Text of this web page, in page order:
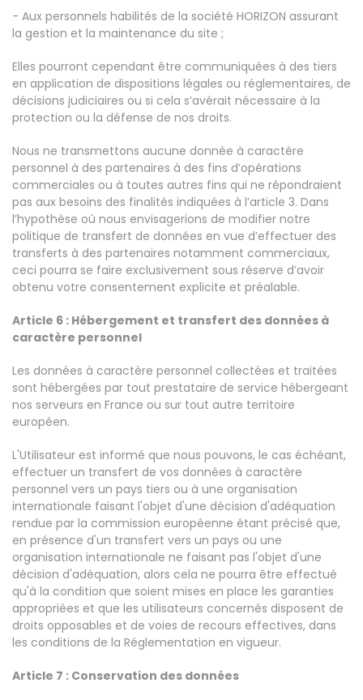
- Aux personnels habilités de la société HORIZON assurant
la gestion et la maintenance du site ;
Elles pourront cependant être communiquées à des tiers
en application de dispositions légales ou réglementaires, de
décisions judiciaires ou si cela s’avérait nécessaire à la
protection ou la défense de nos droits.
Nous ne transmettons aucune donnée à caractère
personnel à des partenaires à des fins d’opérations
commerciales ou à toutes autres fins qui ne répondraient
pas aux besoins des finalités indiquées à l’article 3. Dans
l’hypothèse où nous envisagerions de modifier notre
politique de transfert de données en vue d’effectuer des
transferts à des partenaires notamment commerciaux,
ceci pourra se faire exclusivement sous réserve d’avoir
obtenu votre consentement explicite et préalable.
Article 6 : Hébergement et transfert des données à
caractère personnel
Les données à caractère personnel collectées et traitées
sont hébergées par tout prestataire de service hébergeant
nos serveurs en France ou sur tout autre territoire
européen.
L'Utilisateur est informé que nous pouvons, le cas échéant,
effectuer un transfert de vos données à caractère
personnel vers un pays tiers ou à une organisation
internationale faisant l'objet d'une décision d'adéquation
rendue par la commission européenne étant précisé que,
en présence d'un transfert vers un pays ou une
organisation internationale ne faisant pas l'objet d'une
décision d'adéquation, alors cela ne pourra être effectué
qu'à la condition que soient mises en place les garanties
appropriées et que les utilisateurs concernés disposent de
droits opposables et de voies de recours effectives, dans
les conditions de la Réglementation en vigueur.
Article 7 : Conservation des données